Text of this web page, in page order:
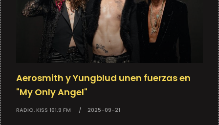
Aerosmith y Yungblud unen fuerzas en
"My Only Angel"
RADIO, KISS 101.9 FM 2025-09-21